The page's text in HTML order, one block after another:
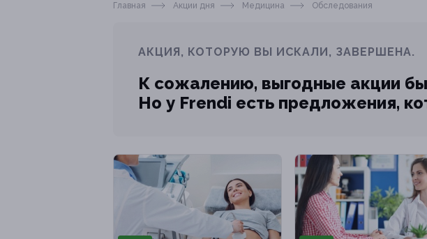
Главная Акции дня Медицина Обследования
АКЦИЯ, КОТОРУЮ ВЫ ИСКАЛИ, ЗАВЕРШЕНА.
К сожалению, выгодные акции
Но у Frendi есть предложения,